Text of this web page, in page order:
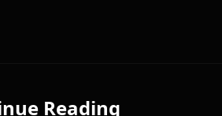
Reading